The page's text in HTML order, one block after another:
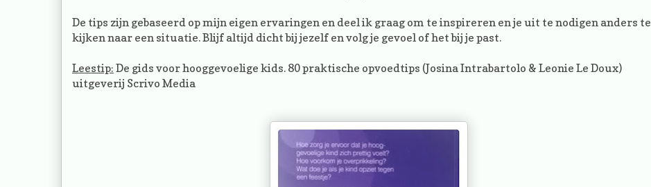
De tips zijn gebaseerd op mijn eigen ervaringen en deel ik graag om te inspireren en je uit te nodigen anders te
kijken naar een situatie. Blijf altijd dicht bij jezelf en volg je gevoel of het bij je past.
Leestip: De gids voor hooggevoelige kids. 80 praktische opvoedtips (Josina Intrabartolo & Leonie Le Doux)
uitgeverij Scrivo Media